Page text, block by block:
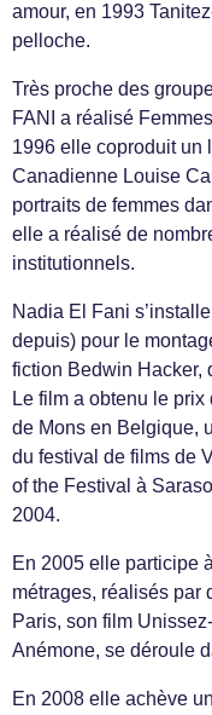
amour, en 1993
pelloche.
Très proche des
FANI a réalisé
1996 elle coproduit un
Canadienne Louise
portraits de femmes
elle a réalisé de
institutionnels.
Nadia El Fani
depuis) pour le
fiction Bedwin Hacker,
Le film a obtenu le
de Mons en Belgique,
du festival de films de
of the Festival à
2004.
En 2005 elle participe
métrages, réalisés par
Paris, son film
Anémone, se déroule
En 2008 elle achève